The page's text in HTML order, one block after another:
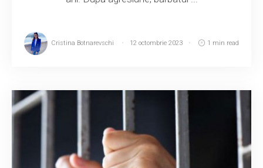
Cristina Botnarevschi 12 octombrie 2023 1 min read